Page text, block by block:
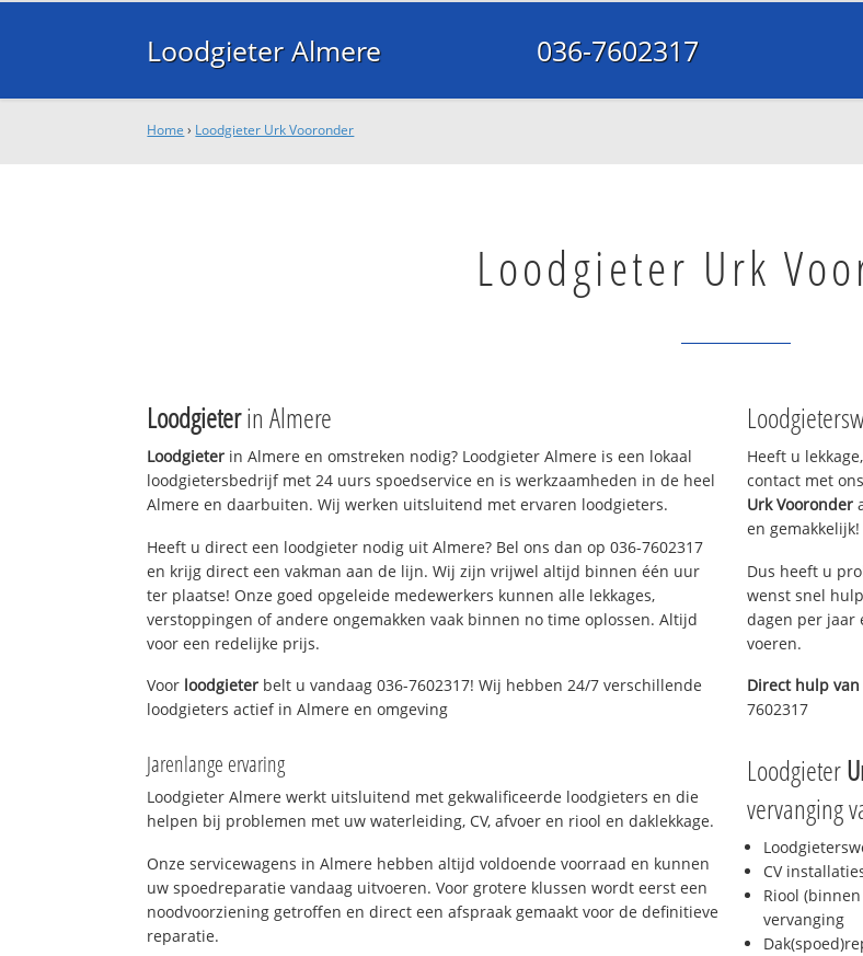
Loodgieter Almere 036-7602317
Home › Loodgieter Urk Vooronder
Loodgieter Urk
Loodgieterin Almere
Loodgieter in Almere en omstreken nodig? Loodgieter Almere is een lokaal
loodgietersbedrijf met 24 uurs spoedservice en is werkzaamheden in de heel
Almere en daarbuiten. Wij werken uitsluitend met ervaren loodgieters.
Heeft u direct een loodgieter nodig uit Almere? Bel ons dan op 036-7602317
en krijg direct een vakman aan de lijn. Wij zijn vrijwel altijd binnen één uur
ter plaatse! Onze goed opgeleide medewerkers kunnen alle lekkages,
verstoppingen of andere ongemakken vaak binnen no time oplossen. Altijd
voor een redelijke prijs.
Voor loodgieter belt u vandaag 036-7602317! Wij hebben 24/7 verschillende
loodgieters actief in Almere en omgeving
Jarenlange ervaring
Loodgieter Almere werkt uitsluitend met gekwalificeerde loodgieters en die
helpen bij problemen met uw waterleiding, CV, afvoer en riool en daklekkage.
Onze servicewagens in Almere hebben altijd voldoende voorraad en kunnen
uw spoedreparatie vandaag uitvoeren. Voor grotere klussen wordt eerst een
noodvoorziening getroffen en direct een afspraak gemaakt voor de definitieve
reparatie.
Heeft u
contact met
Urk Vooronder
en gemakkelijk!
Dus heeft u
wenst snel
dagen per jaar
voeren.
Direct hulp
7602317
Loodgieter
vervanging
CV
Riool
vervanging